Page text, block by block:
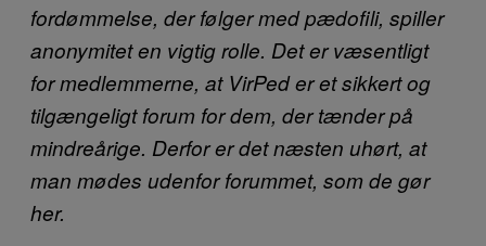
fordømmelse, der følger med pædofili, spiller
anonymitet en vigtig rolle. Det er væsentligt
for medlemmerne, at VirPed er et sikkert og
tilgængeligt forum for dem, der tænder på
mindreårige. Derfor er det næsten uhørt, at
man mødes udenfor forummet, som de gør
her.